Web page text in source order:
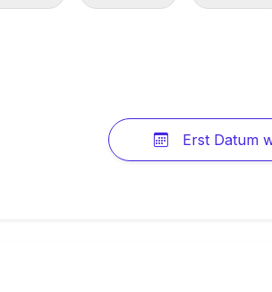
Erst Datum